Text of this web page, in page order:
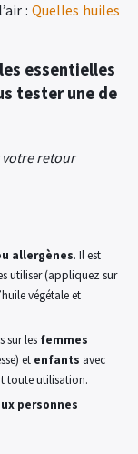
: Quelles huiles
essentielles
tester une de
votre retour
allergènes. Il est
utiliser (appliquez sur
végétale et
sur les femmes
et enfants avec
toute utilisation.
personnes